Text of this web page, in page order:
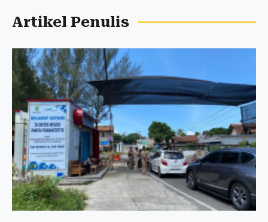
Artikel Penulis